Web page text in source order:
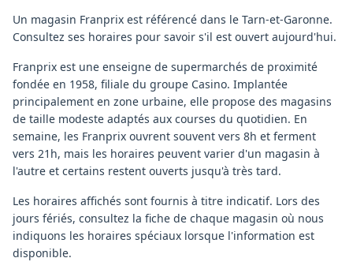
Un magasin Franprix est référencé dans le Tarn-et-Garonne.
Consultez ses horaires pour savoir s'il est ouvert aujourd'hui.
Franprix est une enseigne de supermarchés de proximité
fondée en 1958, filiale du groupe Casino. Implantée
principalement en zone urbaine, elle propose des magasins
de taille modeste adaptés aux courses du quotidien. En
semaine, les Franprix ouvrent souvent vers 8h et ferment
vers 21h, mais les horaires peuvent varier d'un magasin à
l'autre et certains restent ouverts jusqu'à très tard.
Les horaires affichés sont fournis à titre indicatif. Lors des
jours fériés, consultez la fiche de chaque magasin où nous
indiquons les horaires spéciaux lorsque l'information est
disponible.